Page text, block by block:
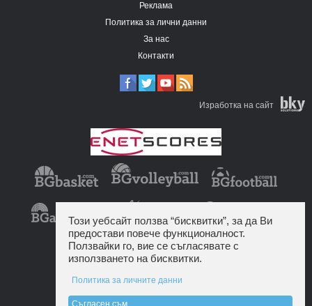
Реклама
Политика за лични данни
За нас
Контакти
Изработка на сайт
Този уебсайт ползва “бисквитки”, за да Ви
предостави повече функционалност.
Ползвайки го, вие се съгласявате с
използването на бисквитки.
Политика за личните данни
Съгласен съм